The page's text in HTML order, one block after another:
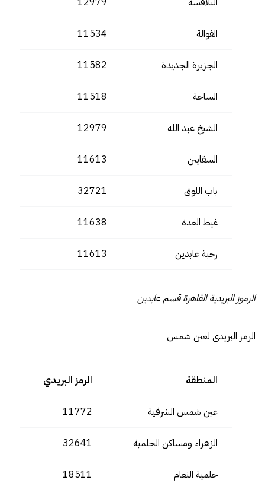
الفوالة 11534
الجزيرة الجديدة 11582
الساحة 11518
الشيخ عبد الله 12979
السقايين 11613
باب اللوق 32721
غيط العدة 11638
رحبة عابدين 11613
الرموز البريدية القاهرة قسم عابدين
الرمز البريدى لعين شمس
المنطقة الرمز البريدي
عين شمس الشرقية 11772
الزهراء ومساكن الحلمية 32641
حلمية النعام 18511